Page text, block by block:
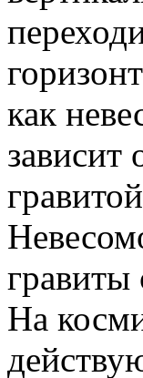
как
зависит
гравиты
На